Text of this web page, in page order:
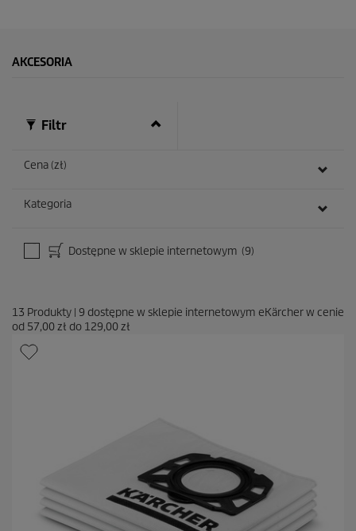
AKCESORIA
Filtr
Cena (zł)
Kategoria
Dostępne w sklepie internetowym (9)
13 Produkty | 9 dostępne w sklepie internetowym eKärcher w cenie
od 57,00 zł do 129,00 zł